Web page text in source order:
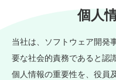
個人
当社は、ソフトウェア開発
要な社会的責務であると認
個人情報の重要性を、役員